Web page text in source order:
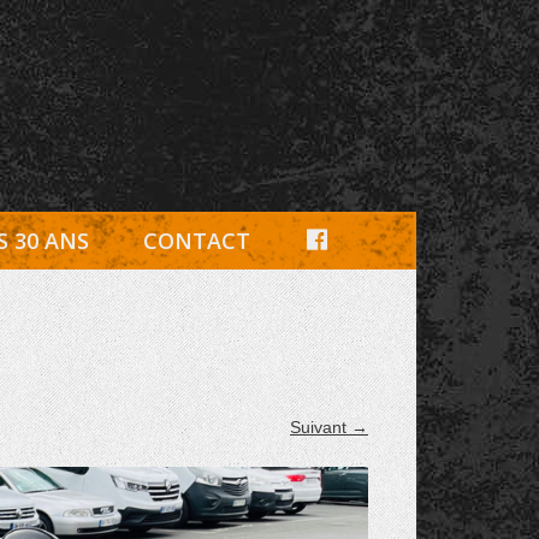
détachées Rambouillet
30 ANS CONTACT
F
A
C
E
B
O
O
Suivant →